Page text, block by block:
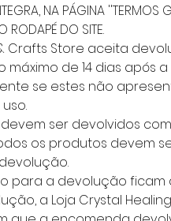
NA PÁGINA ''TERMOS
RODAPÉ DO SITE.
Crafts Store aceita
máximo de 14 dias após
se estes não
devem ser devolvidos
os produtos devem
para a devolução ficam
a Loja Crystal